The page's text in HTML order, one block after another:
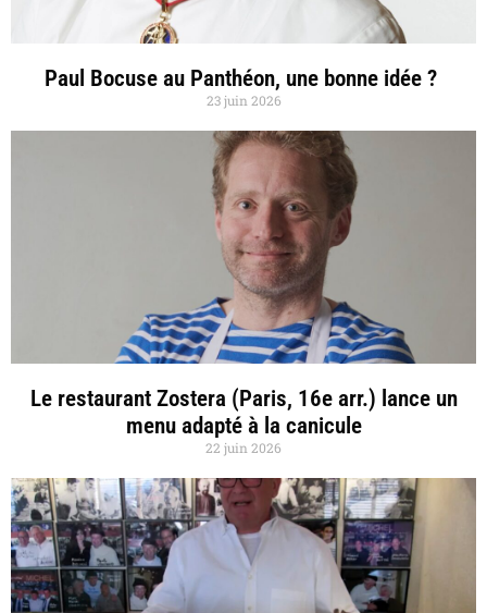
Paul Bocuse au Panthéon, une bonne idée ?
23 juin 2026
Le restaurant Zostera (Paris, 16e arr.) lance un
menu adapté à la canicule
22 juin 2026